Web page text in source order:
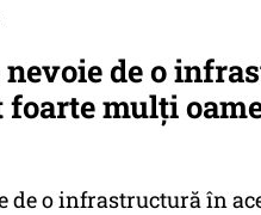
nevoie de o
mulți
de o infrastructură în